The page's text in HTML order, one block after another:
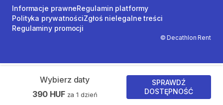
Wybierz daty
390 HUF za 1 dzień
SPRAWDŹ
DOSTĘPNOŚĆ
© Decathlon Rent
Informacje prawneRegulamin platformy
Polityka prywatnościZgłoś nielegalne treści
Regulaminy promocji